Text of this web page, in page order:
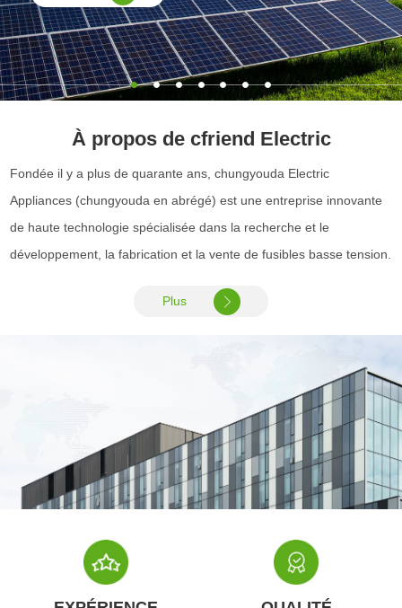
À propos de cfriend Electric
Fondée il y a plus de quarante ans, chungyouda Electric
Appliances (chungyouda en abrégé) est une entreprise innovante
de haute technologie spécialisée dans la recherche et le
développement, la fabrication et la vente de fusibles basse tension.
Plus